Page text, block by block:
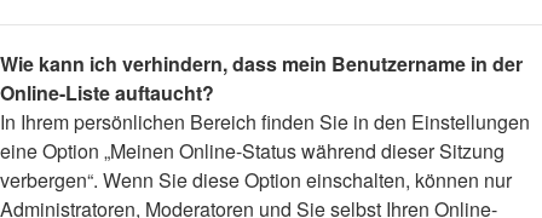
Wie kann ich verhindern, dass mein Benutzername in der
Online-Liste auftaucht?
In Ihrem persönlichen Bereich finden Sie in den Einstellungen
eine Option „Meinen Online-Status während dieser Sitzung
verbergen“. Wenn Sie diese Option einschalten, können nur
Administratoren, Moderatoren und Sie selbst Ihren Online-